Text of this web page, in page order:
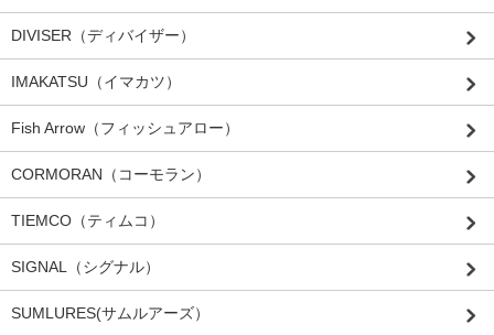
DIVISER（ディバイザー）
IMAKATSU（イマカツ）
Fish Arrow（フィッシュアロー）
CORMORAN（コーモラン）
TIEMCO（ティムコ）
SIGNAL（シグナル）
SUMLURES(サムルアーズ）